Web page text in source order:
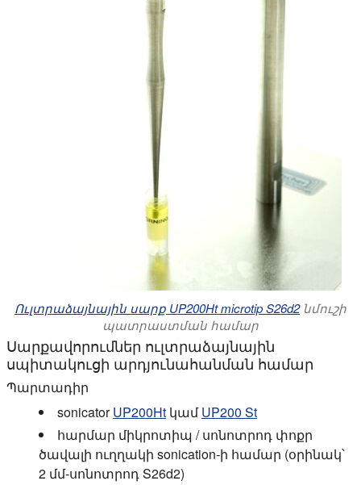
Ուլտրաձայնային սարք UP200Ht microtip S26d2նմուշի
պատրաստման համար
Սարքավորումներ ուլտրաձայնային
սպիտակուցի արդյունահանման համար
Պարտադիր
sonicatorUP200Ht կամUP200 St
հարմար միկրոտիպ / սոնոտրոդ փոքր
ծավալի ուղղակի sonication-ի համար (օրինակ՝
2 մմ-սոնոտրոդ S26d2)